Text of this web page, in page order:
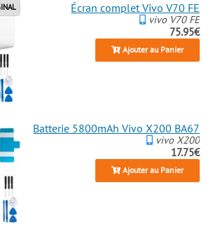
Écran complet Vivo V70 FE
vivo V70 FE
75.95€
Ajouter au Panier
Batterie 5800mAh Vivo X200 BA67
vivo X200
17.75€
Ajouter au Panier